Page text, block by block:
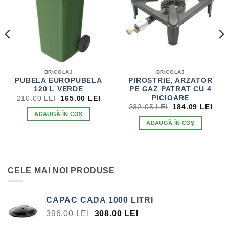
BRICOLAJ
PUBELA EUROPUBELA
120 L VERDE
210.00LEI
PREȚUL
A
FOST:
165.00 LEI
CURENT
165.00 LEI.
ADAUGĂ ÎN COȘ
BRICOLAJ
PIROSTRIE, ARZATOR
PE GAZ PATRAT CU 4
PICIOARE
232.05LEI
PREȚUL
A
FOST:
184.09 LEI
ADAUGĂ ÎN COȘ
CELE MAI NOI PRODUSE
CAPAC CADA 1000 LITRI
396.00LEI PREȚUL
308.00 LEI PREȚUL